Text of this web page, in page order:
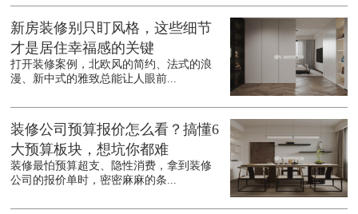
新房装修别只盯风格，这些细节
才是居住幸福感的关键
打开装修案例，北欧风的简约、法式的浪
漫、新中式的雅致总能让人眼前...
装修公司预算报价怎么看？搞懂6
大预算板块，想坑你都难
装修最怕预算超支、隐性消费，拿到装修
公司的报价单时，密密麻麻的条...